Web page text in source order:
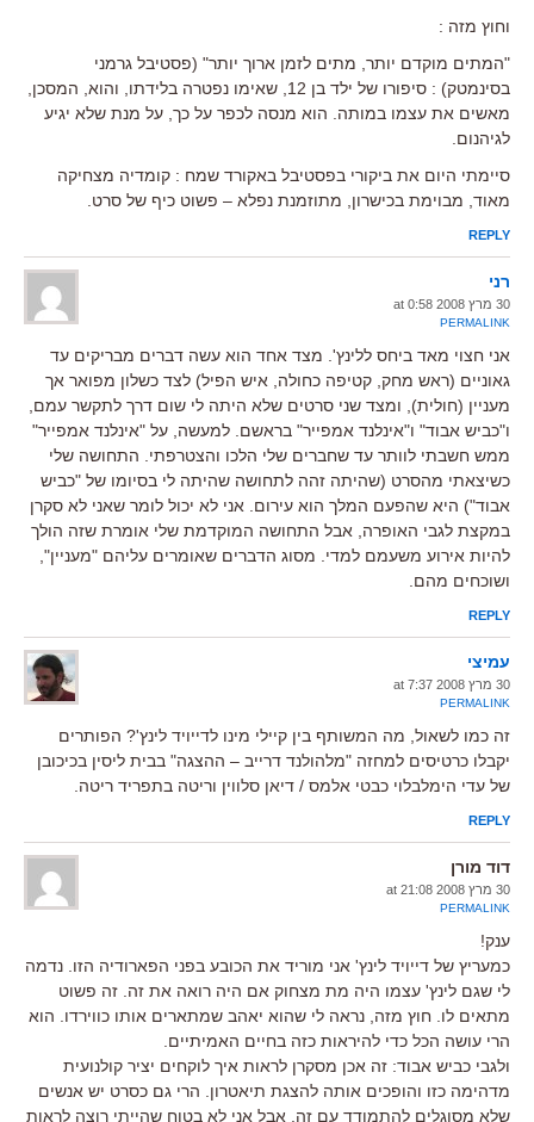
וחוץ מזה :
"המתים מוקדם יותר, מתים לזמן ארוך יותר" (פסטיבל גרמני
בסינמטק) : סיפורו של ילד בן 12, שאימו נפטרה בלידתו, והוא, המסכן,
מאשים את עצמו במותה. הוא מנסה לכפר על כך, על מנת שלא יגיע
לגיהנום.
סיימתי היום את ביקורי בפסטיבל באקורד שמח : קומדיה מצחיקה
מאוד, מבוימת בכישרון, מתוזמנת נפלא – פשוט כיף של סרט.
REPLY
רני
30 מרץ 2008 at 0:58
PERMALINK
אני חצוי מאד ביחס ללינץ'. מצד אחד הוא עשה דברים מבריקים עד
גאוניים (ראש מחק, קטיפה כחולה, איש הפיל) לצד כשלון מפואר אך
מעניין (חולית), ומצד שני סרטים שלא היתה לי שום דרך לתקשר עמם,
ו"כביש אבוד" ו"אינלנד אמפייר" בראשם. למעשה, על "אינלנד אמפייר"
ממש חשבתי לוותר עד שחברים שלי הלכו והצטרפתי. התחושה שלי
כשיצאתי מהסרט (שהיתה זהה לתחושה שהיתה לי בסיומו של "כביש
אבוד") היא שהפעם המלך הוא עירום. אני לא יכול לומר שאני לא סקרן
במקצת לגבי האופרה, אבל התחושה המוקדמת שלי אומרת שזה הולך
להיות אירוע משעמם למדי. מסוג הדברים שאומרים עליהם "מעניין",
ושוכחים מהם.
REPLY
עמיצי
30 מרץ 2008 at 7:37
PERMALINK
זה כמו לשאול, מה המשותף בין קיילי מינו לדייויד לינץ'? הפותרים
יקבלו כרטיסים למחזה "מלהולנד דרייב – ההצגה" בבית ליסין בכיכובן
של עדי הימלבלוי כבטי אלמס / דיאן סלווין וריטה בתפריד ריטה.
REPLY
דוד מורן
30 מרץ 2008 at 21:08
PERMALINK
ענק!
כמעריץ של דייויד לינץ' אני מוריד את הכובע בפני הפארודיה הזו. נדמה
לי שגם לינץ' עצמו היה מת מצחוק אם היה רואה את זה. זה פשוט
מתאים לו. חוץ מזה, נראה לי שהוא יאהב שמתארים אותו כווירדו. הוא
הרי עושה הכל כדי להיראות כזה בחיים האמיתיים.
ולגבי כביש אבוד: זה אכן מסקרן לראות איך לוקחים יציר קולנועית
מדהימה כזו והופכים אותה להצגת תיאטרון. הרי גם כסרט יש אנשים
שלא מסוגלים להתמודד עם זה. אבל אני לא בטוח שהייתי רוצה לראות